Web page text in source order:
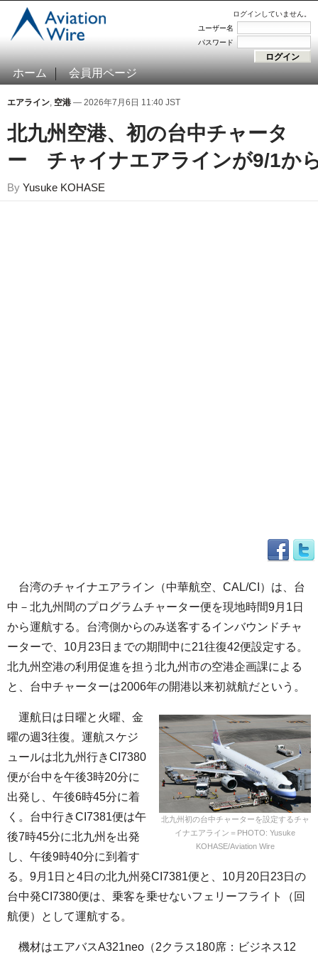
ログインしていません。
ユーザー名
パスワード
ホーム 会員用ページ
エアライン, 空港 — 2026年7月6日 11:40 JST
北九州空港、初の台中チャータ
ー チャイナエアラインが9/1か
By Yusuke KOHASE
台湾のチャイナエアライン（中華航空、CAL/CI）は、台
中－北九州間のプログラムチャーター便を現地時間9月1日
から運航する。台湾側からのみ送客するインバウンドチャ
ーターで、10月23日までの期間中に21往復42便設定する。
北九州空港の利用促進を担う北九州市の空港企画課による
と、台中チャーターは2006年の開港以来初就航だという。
北九州初の台中チャーターを設定するチャ
イナエアライン＝PHOTO: Yusuke
KOHASE/Aviation Wire
運航日は日曜と火曜、金
曜の週3往復。運航スケジ
ュールは北九州行きCI7380
便が台中を午後3時20分に
出発し、午後6時45分に着
く。台中行きCI7381便は午
後7時45分に北九州を出発
し、午後9時40分に到着す
る。9月1日と4日の北九州発CI7381便と、10月20日23日の
台中発CI7380便は、乗客を乗せないフェリーフライト（回
航便）として運航する。
機材はエアバスA321neo（2クラス180席：ビジネス12